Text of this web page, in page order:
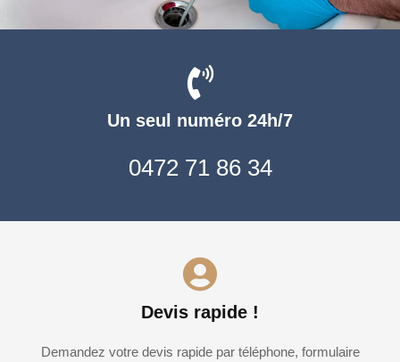
Un seul numéro 24h/7
0472 71 86 34
Devis rapide !
Demandez votre devis rapide par téléphone, formulaire